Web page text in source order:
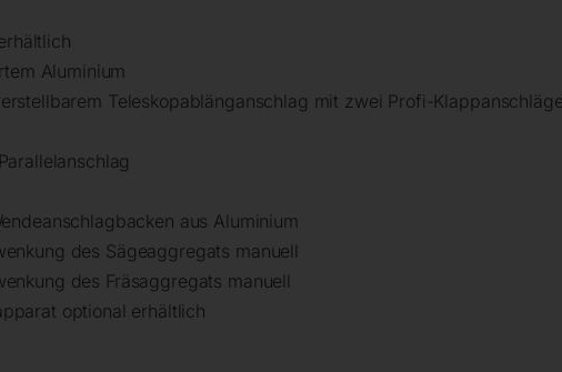
Aluminium
Teleskopablänganschlag mit zwei Profi-
aus Aluminium
des Sägeaggregats manuell
des Fräsaggregats manuell
optional erhältlich